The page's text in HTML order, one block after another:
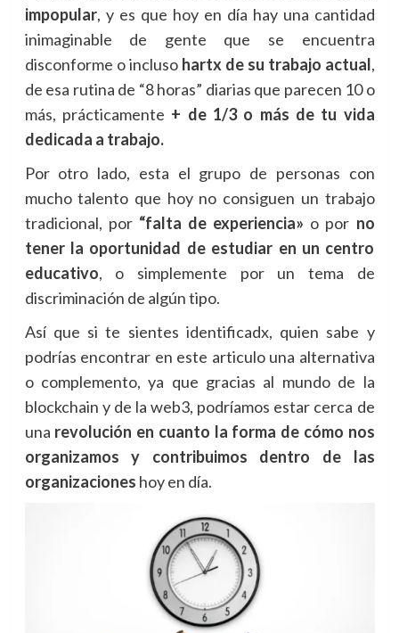
impopular, y es que hoy en día hay una cantidad
inimaginable de gente que se encuentra
disconforme o incluso hartx de su trabajo actual,
de esa rutina de “8 horas” diarias que parecen 10 o
más, prácticamente + de 1/3 o más de tu vida
dedicada a trabajo.
Por otro lado, esta el grupo de personas con
mucho talento que hoy no consiguen un trabajo
tradicional, por “falta de experiencia» o por no
tener la oportunidad de estudiar en un centro
educativo, o simplemente por un tema de
discriminación de algún tipo.
Así que si te sientes identificadx, quien sabe y
podrías encontrar en este articulo una alternativa
o complemento, ya que gracias al mundo de la
blockchain y de la web3, podríamos estar cerca de
una revolución en cuanto la forma de cómo nos
organizamos y contribuimos dentro de las
organizaciones hoy en día.